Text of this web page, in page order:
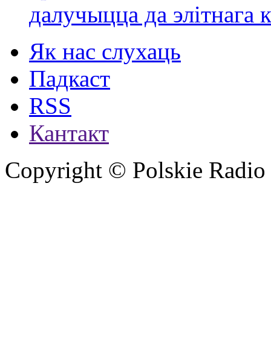
далучыцца да элітнага
Як нас слухаць
Падкаст
RSS
Кантакт
Copyright © Polskie